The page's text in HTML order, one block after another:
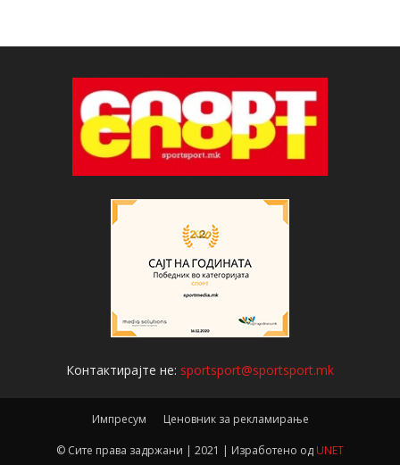
Контактирајте не: sportsport@sportsport.mk
Импресум Ценовник за рекламирање
© Сите права задржани | 2021 | Изработено од UNET